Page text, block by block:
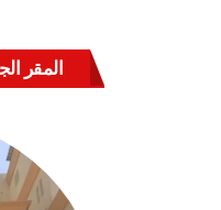
المقر